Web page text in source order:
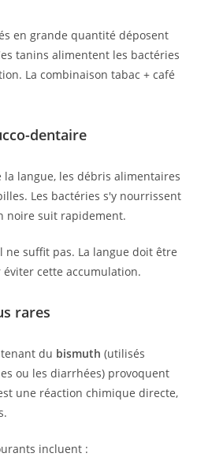
en grande quantité déposent
tanins alimentent les bactéries
La combinaison tabac + café
dentaire
langue, les débris alimentaires
Les bactéries s'y nourrissent
noire suit rapidement.
ne suffit pas. La langue doit être
cette accumulation.
rares
du bismuth (utilisés
ou les diarrhées) provoquent
une réaction chimique directe,
incluent :